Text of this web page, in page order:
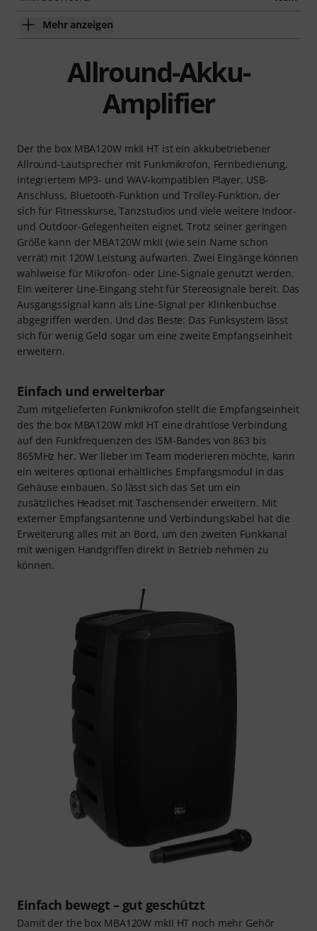
Mehr anzeigen
Allround-Akku-
Amplifier
Der the box MBA120W mkII HT ist ein akkubetriebener
Allround-Lautsprecher mit Funkmikrofon, Fernbedienung,
integriertem MP3- und WAV-kompatiblen Player, USB-
Anschluss, Bluetooth-Funktion und Trolley-Funktion, der
sich für Fitnesskurse, Tanzstudios und viele weitere Indoor-
und Outdoor-Gelegenheiten eignet. Trotz seiner geringen
Größe kann der MBA120W mkII (wie sein Name schon
verrät) mit 120W Leistung aufwarten. Zwei Eingänge können
wahlweise für Mikrofon- oder Line-Signale genutzt werden.
Ein weiterer Line-Eingang steht für Stereosignale bereit. Das
Ausgangssignal kann als Line-Signal per Klinkenbuchse
abgegriffen werden. Und das Beste: Das Funksystem lässt
sich für wenig Geld sogar um eine zweite Empfangseinheit
erweitern.
Einfach und erweiterbar
Zum mitgelieferten Funkmikrofon stellt die Empfangseinheit
des the box MBA120W mkII HT eine drahtlose Verbindung
auf den Funkfrequenzen des ISM-Bandes von 863 bis
865MHz her. Wer lieber im Team moderieren möchte, kann
ein weiteres optional erhältliches Empfangsmodul in das
Gehäuse einbauen. So lässt sich das Set um ein
zusätzliches Headset mit Taschensender erweitern. Mit
externer Empfangsantenne und Verbindungskabel hat die
Erweiterung alles mit an Bord, um den zweiten Funkkanal
mit wenigen Handgriffen direkt in Betrieb nehmen zu
können.
Einfach bewegt – gut geschützt
Damit der the box MBA120W mkII HT noch mehr Gehör